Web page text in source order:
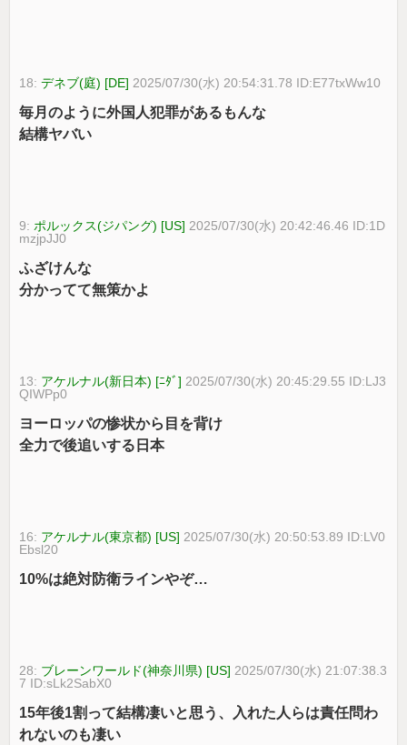
18:デネブ(庭) [DE] 2025/07/30(水) 20:54:31.78 ID:E77txWw10
毎月のように外国人犯罪があるもんな
結構ヤバい
9: ポルックス(ジパング) [US] 2025/07/30(水) 20:42:46.46 ID:1D
mzjpJJ0
ふざけんな
分かってて無策かよ
13: アケルナル(新日本) [ﾆﾀﾞ] 2025/07/30(水) 20:45:29.55 ID:LJ3
QIWPp0
ヨーロッパの惨状から目を背け
全力で後追いする日本
16: アケルナル(東京都) [US] 2025/07/30(水) 20:50:53.89 ID:LV0
Ebsl20
10%は絶対防衛ラインやぞ…
28: ブレーンワールド(神奈川県) [US] 2025/07/30(水) 21:07:38.3
7 ID:sLk2SabX0
15年後1割って結構凄いと思う、入れた人らは責任問わ
れないのも凄い